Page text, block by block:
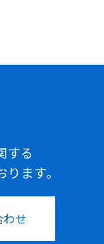
する
ます。
わせ